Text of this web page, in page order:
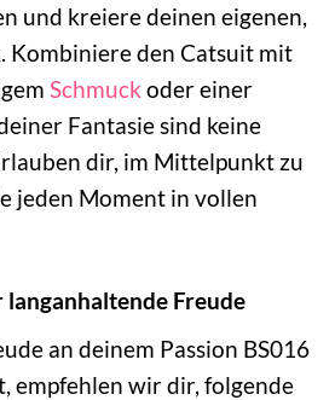
und kreiere deinen eigenen,
Kombiniere den Catsuit mit
Schmuck oder einer
Fantasie sind keine
dir, im Mittelpunkt zu
jeden Moment in vollen
Freude
an deinem Passion BS016
empfehlen wir dir, folgende